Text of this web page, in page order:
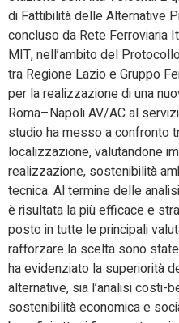
di Fattibilità delle Alternative
concluso da Rete Ferroviaria
MIT, nell’ambito del
tra Regione Lazio e Gruppo
per la realizzazione di una
Roma–Napoli AV/AC al
studio ha messo a confronto
localizzazione, valutandone
realizzazione, sostenibilità
tecnica. Al termine delle
è risultata la più efficace e
posto in tutte le principali
rafforzare la scelta sono
ha evidenziato la superiorità
alternative, sia l’analisi costi-
sostenibilità economica e